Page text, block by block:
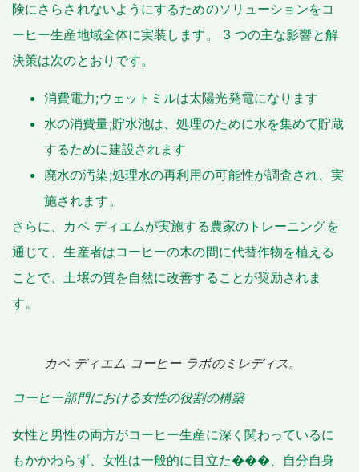
険にさらされないようにするためのソリューションをコ
ーヒー生産地域全体に実装します。 3 つの主な影響と解
決策は次のとおりです。
消費電力;ウェットミルは太陽光発電になります
水の消費量;貯水池は、処理のために水を集めて貯蔵
するために建設されます
廃水の汚染;処理水の再利用の可能性が調査され、実
施されます。
さらに、カペ ディエムが実施する農家のトレーニングを
通じて、生産者はコーヒーの木の間に代替作物を植える
ことで、土壌の質を自然に改善することが奨励されま
す。
カペ ディエム コーヒー ラボのミレディス。
コーヒー部門における女性の役割の構築
女性と男性の両方がコーヒー生産に深く関わっているに
もかかわらず、女性は一般的に目立た���、自分自身